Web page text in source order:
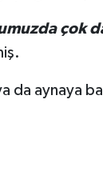
çok
da aynaya